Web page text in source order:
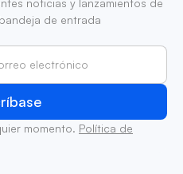
de entrada
momento. Política de